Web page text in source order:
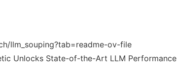
llm_souping?tab=readme-ov-file
Unlocks State-of-the-Art LLM Performance